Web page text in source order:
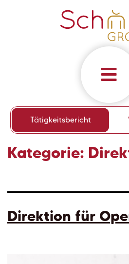
Tätigkeitsbericht
Kategorie:
Direktion für